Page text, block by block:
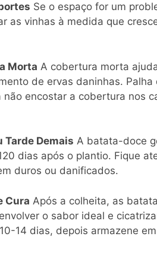
Se o espaço for um
as vinhas à medida que
Morta A cobertura morta
de ervas daninhas.
encostar a cobertura nos
Tarde Demais A batata-doce
dias após o plantio. Fique
duros ou danificados.
Cura Após a colheita, as
o sabor ideal e
14 dias, depois armazene